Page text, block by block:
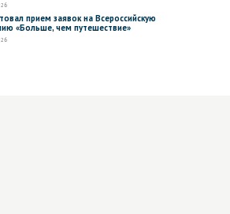
прием заявок на Всероссийскую
«Больше, чем путешествие»